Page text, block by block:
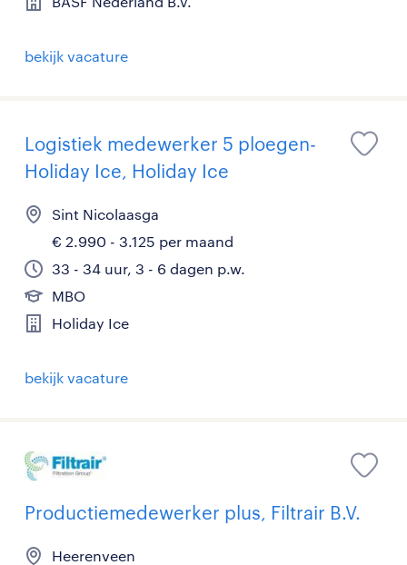
bekijk vacature
Logistiek medewerker 5 ploegen-
Holiday Ice, Holiday Ice
Sint Nicolaasga
€ 2.990 - 3.125 per maand
33 - 34 uur, 3 - 6 dagen p.w.
MBO
Holiday Ice
bekijk vacature
Productiemedewerker plus, Filtrair B.V.
Heerenveen